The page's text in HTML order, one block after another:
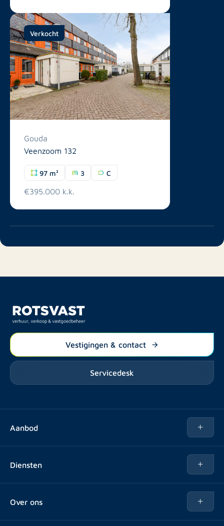
Verkocht
Gouda
Veenzoom 132
97 m² 3 C
€395.000 k.k.
Vestigingen & contact
Servicedesk
Aanbod
Diensten
Over ons